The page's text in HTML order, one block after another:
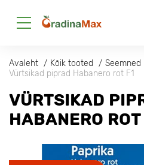
Avaleht Kõik tooted Seemned
Vürtsikad piprad Habanero rot F1
VÜRTSIKAD
HABANERO ROT